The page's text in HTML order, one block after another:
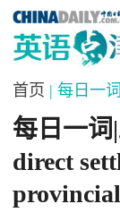
首页 | 每日一词
每日一
direct